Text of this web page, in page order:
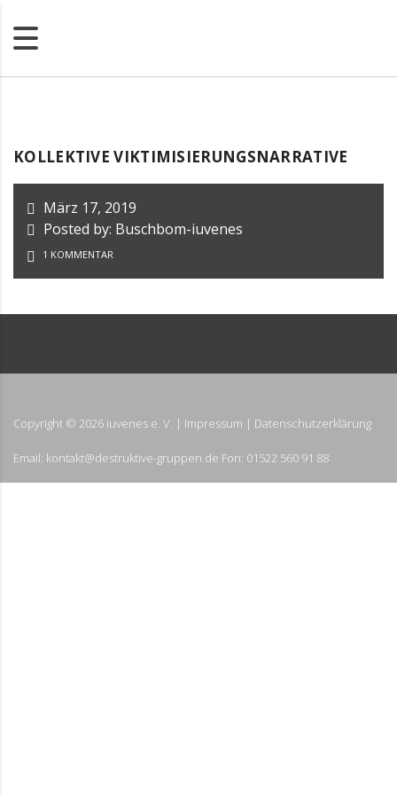
KOLLEKTIVE VIKTIMISIERUNGSNARRATIVE
März 17, 2019
Posted by: Buschbom-iuvenes
1 KOMMENTAR
Copyright © 2026 iuvenes e. V. | Impressum | Datenschutzerklärung
Email: kontakt@destruktive-gruppen.de Fon: 01522 560 91 88